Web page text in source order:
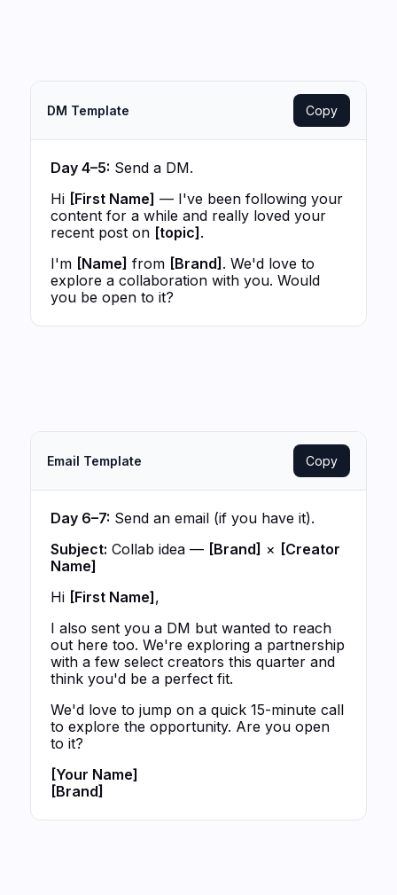
DM Template Copy
Day 4–5: Send a DM.
Hi [First Name] — I've been following your
content for a while and really loved your
recent post on [topic].
I'm [Name] from [Brand]. We'd love to
explore a collaboration with you. Would
you be open to it?
Email Template Copy
Day 6–7: Send an email (if you have it).
Subject: Collab idea — [Brand] × [Creator
Name]
Hi [First Name],
I also sent you a DM but wanted to reach
out here too. We're exploring a partnership
with a few select creators this quarter and
think you'd be a perfect fit.
We'd love to jump on a quick 15-minute call
to explore the opportunity. Are you open
to it?
[Your Name]
[Brand]